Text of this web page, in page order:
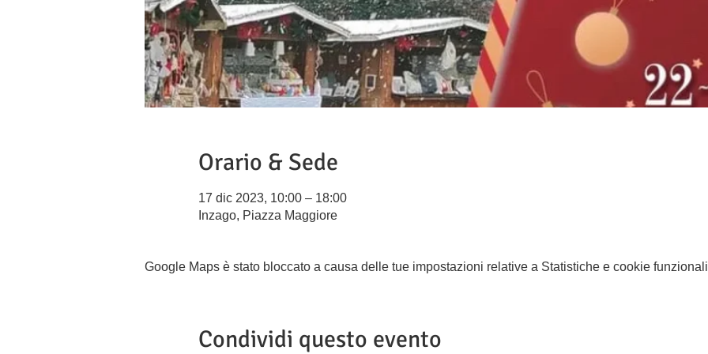
Orario & Sede
17 dic 2023, 10:00 – 18:00
Inzago, Piazza Maggiore
Google Maps è stato bloccato a causa delle tue impostazioni relative a Statistiche e cookie
Condividi questo evento